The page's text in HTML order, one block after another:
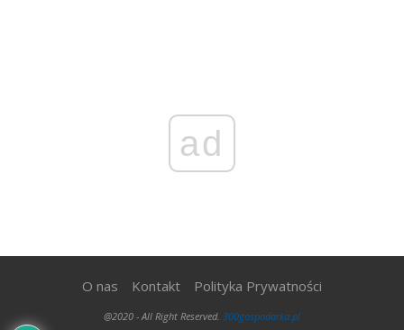
ad
O nas Kontakt Polityka Prywatności
@2020 - All Right Reserved. 300gospodarka.pl